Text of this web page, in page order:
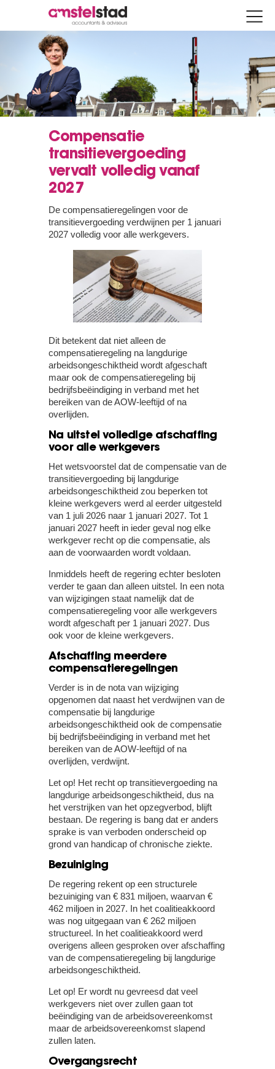
Compensatie
transitievergoeding
vervalt volledig vanaf
2027
De compensatieregelingen voor de
transitievergoeding verdwijnen per 1 januari
2027 volledig voor alle werkgevers.
Dit betekent dat niet alleen de
compensatieregeling na langdurige
arbeidsongeschiktheid wordt afgeschaft
maar ook de compensatieregeling bij
bedrijfsbeëindiging in verband met het
bereiken van de AOW-leeftijd of na
overlijden.
Na uitstel volledige afschaffing
voor alle werkgevers
Het wetsvoorstel dat de compensatie van de
transitievergoeding bij langdurige
arbeidsongeschiktheid zou beperken tot
kleine werkgevers werd al eerder uitgesteld
van 1 juli 2026 naar 1 januari 2027. Tot 1
januari 2027 heeft in ieder geval nog elke
werkgever recht op die compensatie, als
aan de voorwaarden wordt voldaan.
Inmiddels heeft de regering echter besloten
verder te gaan dan alleen uitstel. In een nota
van wijzigingen staat namelijk dat de
compensatieregeling voor alle werkgevers
wordt afgeschaft per 1 januari 2027. Dus
ook voor de kleine werkgevers.
Afschaffing meerdere
compensatieregelingen
Verder is in de nota van wijziging
opgenomen dat naast het verdwijnen van de
compensatie bij langdurige
arbeidsongeschiktheid ook de compensatie
bij bedrijfsbeëindiging in verband met het
bereiken van de AOW-leeftijd of na
overlijden, verdwijnt.
Let op! Het recht op transitievergoeding na
langdurige arbeidsongeschiktheid, dus na
het verstrijken van het opzegverbod, blijft
bestaan. De regering is bang dat er anders
sprake is van verboden onderscheid op
grond van handicap of chronische ziekte.
Bezuiniging
De regering rekent op een structurele
bezuiniging van € 831 miljoen, waarvan €
462 miljoen in 2027. In het coalitieakkoord
was nog uitgegaan van € 262 miljoen
structureel. In het coalitieakkoord werd
overigens alleen gesproken over afschaffing
van de compensatieregeling bij langdurige
arbeidsongeschiktheid.
Let op! Er wordt nu gevreesd dat veel
werkgevers niet over zullen gaan tot
beëindiging van de arbeidsovereenkomst
maar de arbeidsovereenkomst slapend
zullen laten.
Overgangsrecht